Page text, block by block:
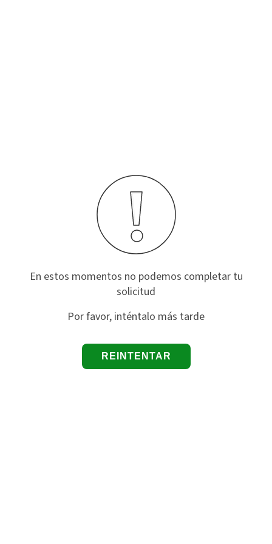
En estos momentos no podemos completar tu
solicitud
Por favor, inténtalo más tarde
REINTENTAR